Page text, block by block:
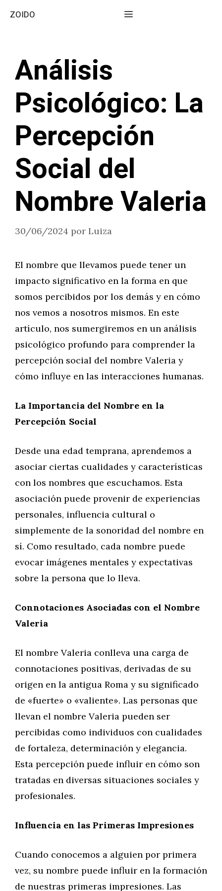
ZOIDO Menú
Análisis
Psicológico: La
Percepción
Social del
Nombre Valeria
30/06/2024 por Luiza
El nombre que llevamos puede tener un
impacto significativo en la forma en que
somos percibidos por los demás y en cómo
nos vemos a nosotros mismos. En este
artículo, nos sumergiremos en un análisis
psicológico profundo para comprender la
percepción social del nombre Valeria y
cómo influye en las interacciones humanas.
La Importancia del Nombre en la
Percepción Social
Desde una edad temprana, aprendemos a
asociar ciertas cualidades y características
con los nombres que escuchamos. Esta
asociación puede provenir de experiencias
personales, influencia cultural o
simplemente de la sonoridad del nombre en
sí. Como resultado, cada nombre puede
evocar imágenes mentales y expectativas
sobre la persona que lo lleva.
Connotaciones Asociadas con el Nombre
Valeria
El nombre Valeria conlleva una carga de
connotaciones positivas, derivadas de su
origen en la antigua Roma y su significado
de «fuerte» o «valiente». Las personas que
llevan el nombre Valeria pueden ser
percibidas como individuos con cualidades
de fortaleza, determinación y elegancia.
Esta percepción puede influir en cómo son
tratadas en diversas situaciones sociales y
profesionales.
Influencia en las Primeras Impresiones
Cuando conocemos a alguien por primera
vez, su nombre puede influir en la formación
de nuestras primeras impresiones. Las